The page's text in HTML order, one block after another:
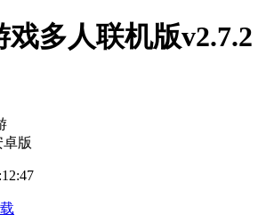
戏多人联机版v2.7.2
卓版